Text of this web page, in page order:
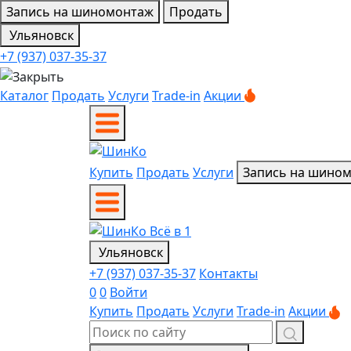
Запись на шиномонтаж
Продать
Ульяновск
+7 (937) 037-35-37
Каталог Продать Услуги Trade-in Акции
Купить Продать Услуги Запись на
Ульяновск
+7 (937) 037-35-37 Контакты
00 Войти
Купить Продать Услуги Trade-in Акции